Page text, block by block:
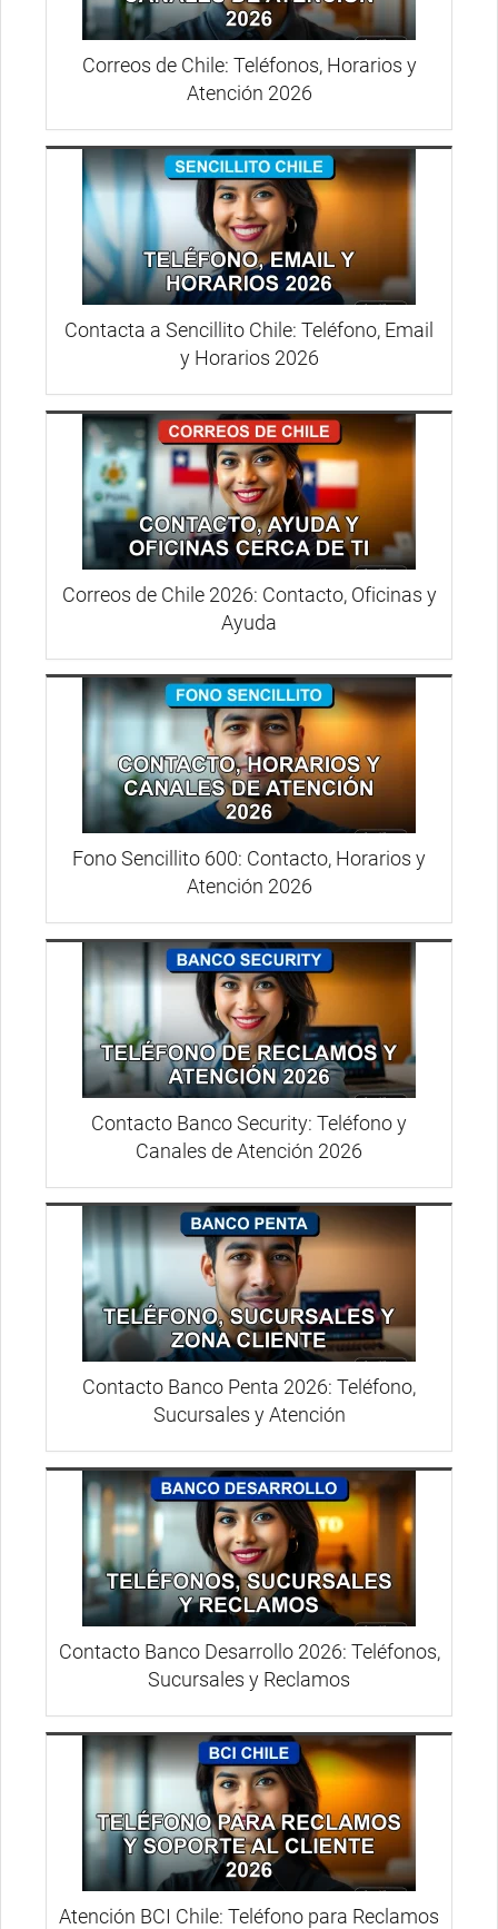
Correos de Chile: Teléfonos, Horarios y
Atención 2026
Contacta a Sencillito Chile: Teléfono, Email
y Horarios 2026
Correos de Chile 2026: Contacto, Oficinas y
Ayuda
Fono Sencillito 600: Contacto, Horarios y
Atención 2026
Contacto Banco Security: Teléfono y
Canales de Atención 2026
Contacto Banco Penta 2026: Teléfono,
Sucursales y Atención
Contacto Banco Desarrollo 2026: Teléfonos,
Sucursales y Reclamos
Atención BCI Chile: Teléfono para Reclamos